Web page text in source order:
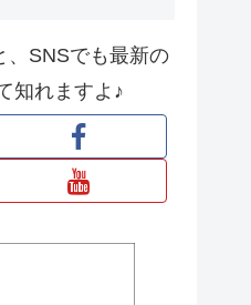
、SNSでも最新の
知れますよ♪